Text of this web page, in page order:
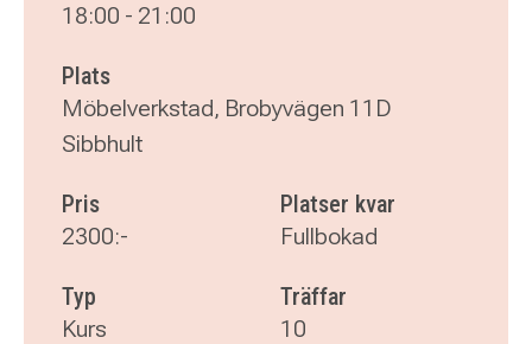
18:00 - 21:00
Plats
Möbelverkstad, Brobyvägen 11D
Sibbhult
Pris
2300:-
Platser kvar
Fullbokad
Typ
Kurs
Träffar
10